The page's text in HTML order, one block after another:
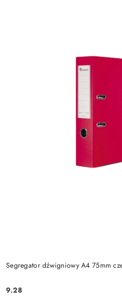
Segregator dźwigniowy A4 75mm
Cena:
9.28